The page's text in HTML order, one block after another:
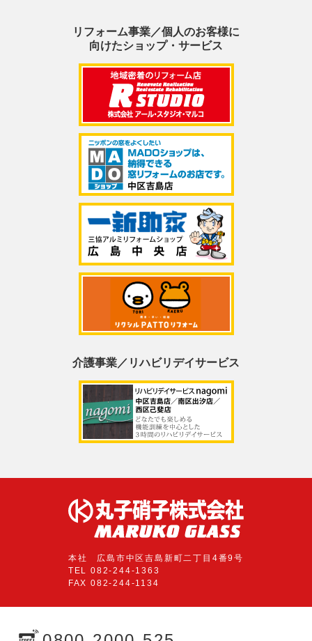
リフォーム事業／個人のお客様に
向けたショップ・サービス
介護事業／リハビリデイサービス
本社 広島市中区吉島新町二丁目4番9号
TEL 082-244-1363
FAX 082-244-1134